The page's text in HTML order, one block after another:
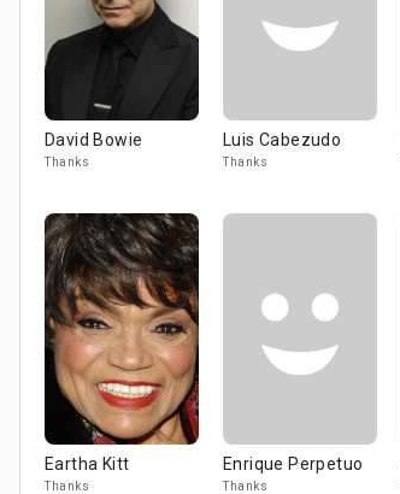
David Bowie
Thanks
Luis Cabezudo
Thanks
Eartha Kitt
Thanks
Enrique Perpetuo
Thanks